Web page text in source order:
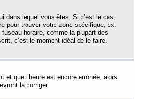
dans lequel vous êtes. Si c’est le cas,
pour trouver votre zone spécifique, ex.
horaire, comme la plupart des
c’est le moment idéal de le faire.
et que l’heure est encore erronée, alors
la corriger.